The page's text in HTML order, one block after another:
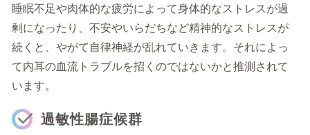
睡眠不足や肉体的な疲労によって身体的なストレスが過
剰になったり、不安やいらだちなど精神的なストレスが
続くと、やがて自律神経が乱れていきます。それによっ
て内耳の血流トラブルを招くのではないかと推測されて
います。
過敏性腸症候群